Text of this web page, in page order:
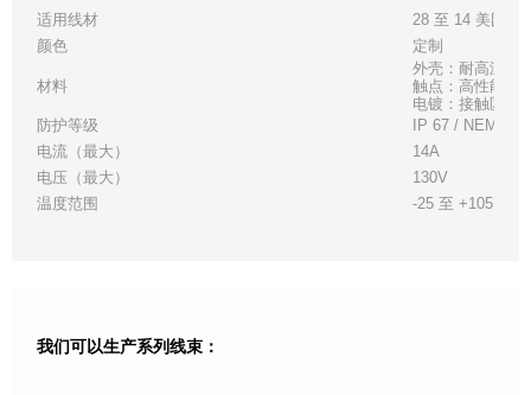
适用线材
28 至 14 美国线
颜色
定制
材料
外壳：耐高温白
触点：高性能铜
电镀：接触区 -
防护等级
IP 67 / NEMA 6P
电流（最大）
14A
电压（最大）
130V
温度范围
-25 至 +105°C
我们可以生产系列线束：